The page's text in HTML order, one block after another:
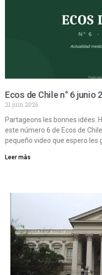
Ecos de Chile n° 6 junio
21 juin 2026
Partageons les bonnes idées.
este número 6 de Ecos de
pequeño video que espero les
Leer màs